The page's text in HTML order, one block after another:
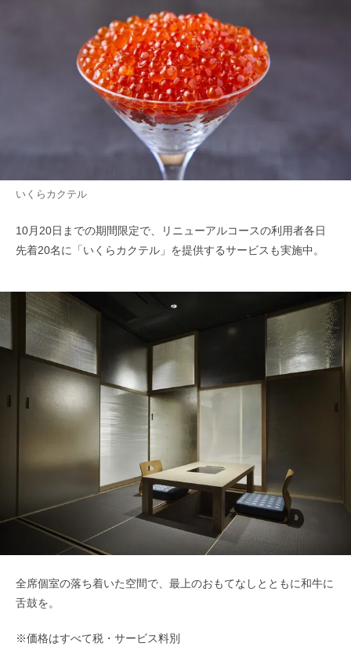
いくらカクテル
10月20日までの期間限定で、リニューアルコースの利用者各日
先着20名に「いくらカクテル」を提供するサービスも実施中。
全席個室の落ち着いた空間で、最上のおもてなしとともに和牛に
舌鼓を。
※価格はすべて税・サービス料別